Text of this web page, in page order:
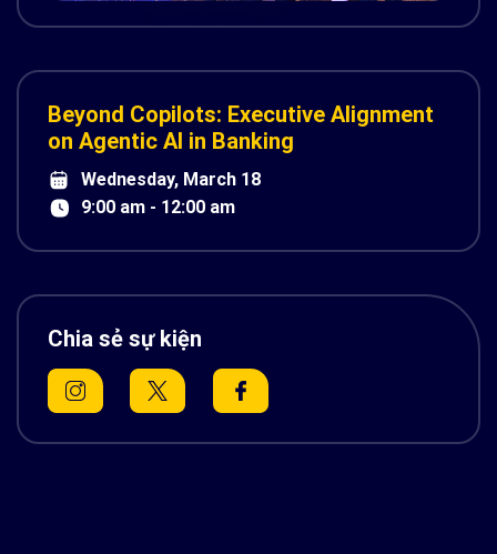
Beyond Copilots: Executive Alignment
on Agentic AI in Banking
Wednesday, March 18
9:00 am - 12:00 am
Chia sẻ sự kiện